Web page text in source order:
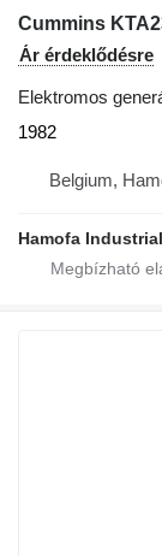
Cummins
Ár érdeklődésre
Elektromos
1982
Belgium,
Hamofa